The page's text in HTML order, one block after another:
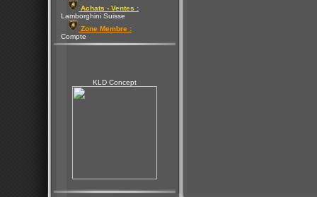
Achats - Ventes :
Lamborghini Suisse
Zone Membre :
Compte
KLD Concept